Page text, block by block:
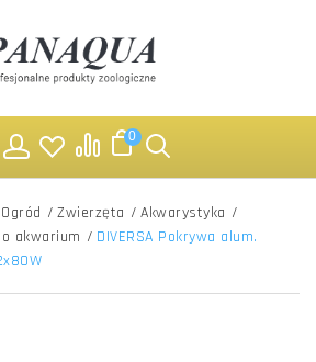
0
/ Zwierzęta / Akwarystyka /
akwarium / DIVERSA Pokrywa alum.